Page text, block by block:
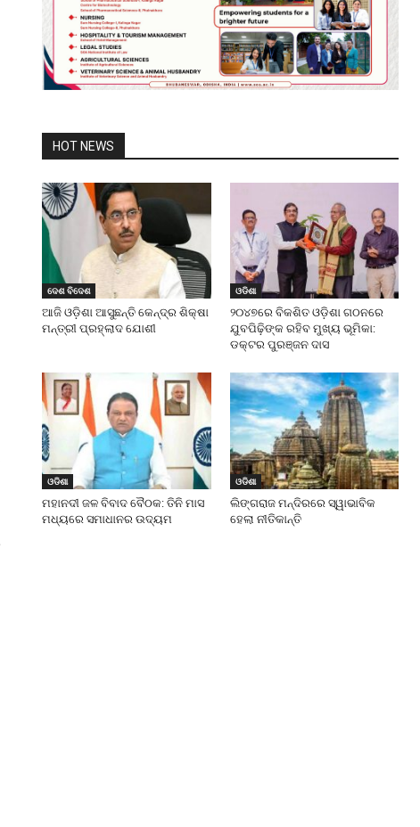
HOT NEWS
ଦେଶ ବିଦେଶ
ଆଜି ଓଡ଼ିଶା ଆସୁଛନ୍ତି କେନ୍ଦ୍ର ଶିକ୍ଷା
ମନ୍ତ୍ରୀ ପ୍ରହ୍ଲାଦ ଯୋଶୀ
ଓଡିଶା
୨୦୪୭ରେ ବିକଶିତ ଓଡ଼ିଶା ଗଠନରେ
ଯୁବପିଢ଼ିଙ୍କ ରହିବ ମୁଖ୍ୟ ଭୂମିକା:
ଡକ୍ଟର ପୁରଞ୍ଜନ ଦାସ
ଓଡିଶା
ମହାନଦୀ ଜଳ ବିବାଦ ବୈଠକ: ତିନି ମାସ
ମଧ୍ୟରେ ସମାଧାନର ଉଦ୍ୟମ
ଓଡିଶା
ଲିଙ୍ଗରାଜ ମନ୍ଦିରରେ ସ୍ୱାଭାବିକ
ହେଲା ନୀତିକାନ୍ତି